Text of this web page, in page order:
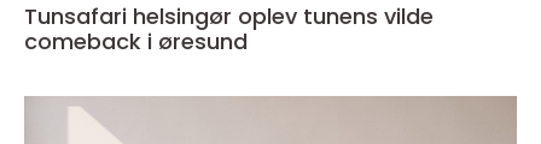
Tunsafari helsingør oplev tunens vilde
comeback i øresund